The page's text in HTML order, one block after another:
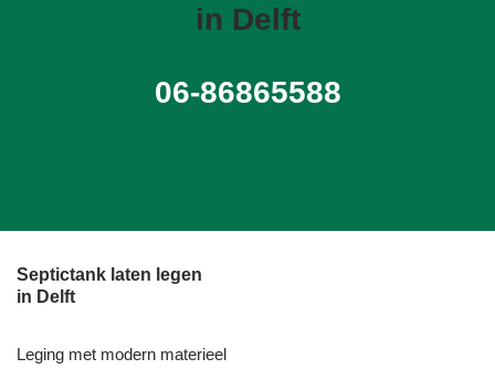
in Delft
06-86865588
Septictank laten legen
in Delft
Leging met modern materieel